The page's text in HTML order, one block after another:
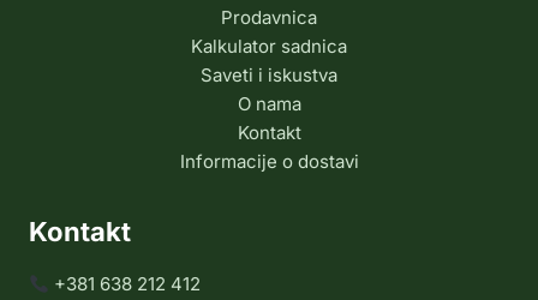
Prodavnica
Kalkulator sadnica
Saveti i iskustva
O nama
Kontakt
Informacije o dostavi
Kontakt
+381 638 212 412